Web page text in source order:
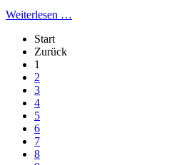
Weiterlesen …
Start
Zurück
1
2
3
4
5
6
7
8